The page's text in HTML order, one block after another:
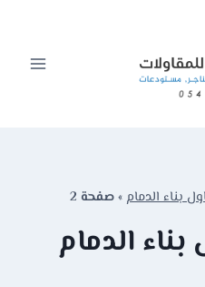
بناء الدمام »صفحة 2
الدمام